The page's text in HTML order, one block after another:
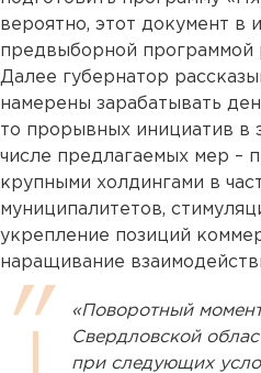
вероятно, этот документ в
предвыборной программой
Далее губернатор
намерены зарабатывать
то прорывных инициатив в
числе предлагаемых мер –
крупными холдингами в
муниципалитетов,
укрепление позиций
наращивание
«Поворотный
Свердловской
при следующих